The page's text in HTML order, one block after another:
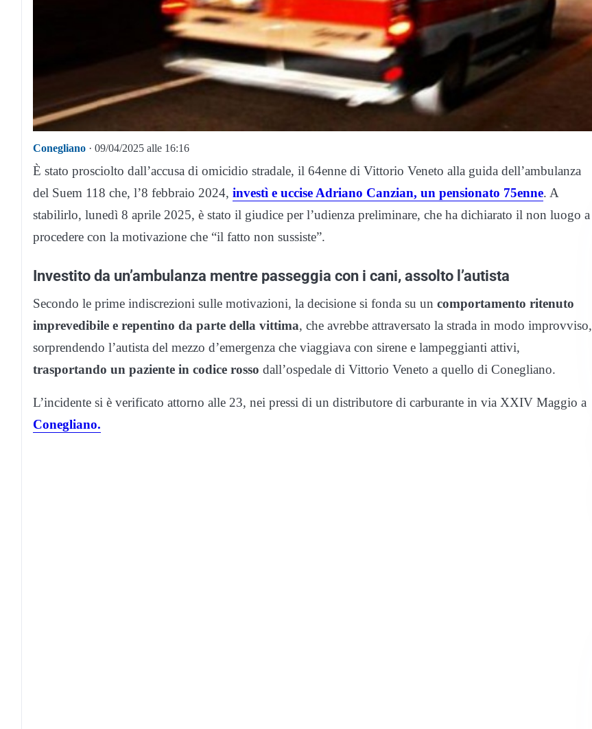
Conegliano · 09/04/2025 alle 16:16
È stato prosciolto dall’accusa di omicidio stradale, il 64enne di Vittorio Veneto alla guida dell’ambulanza
del Suem 118 che, l’8 febbraio 2024, investì e uccise Adriano Canzian, un pensionato 75enne. A
stabilirlo, lunedì 8 aprile 2025, è stato il giudice per l’udienza preliminare, che ha dichiarato il non luogo a
procedere con la motivazione che “il fatto non sussiste”.
Investito da un’ambulanza mentre passeggia con i cani, assolto l’autista
Secondo le prime indiscrezioni sulle motivazioni, la decisione si fonda su un comportamento ritenuto
imprevedibile e repentino da parte della vittima, che avrebbe attraversato la strada in modo improvviso,
sorprendendo l’autista del mezzo d’emergenza che viaggiava con sirene e lampeggianti attivi,
trasportando un paziente in codice rosso dall’ospedale di Vittorio Veneto a quello di Conegliano.
L’incidente si è verificato attorno alle 23, nei pressi di un distributore di carburante in via XXIV Maggio a
Conegliano.